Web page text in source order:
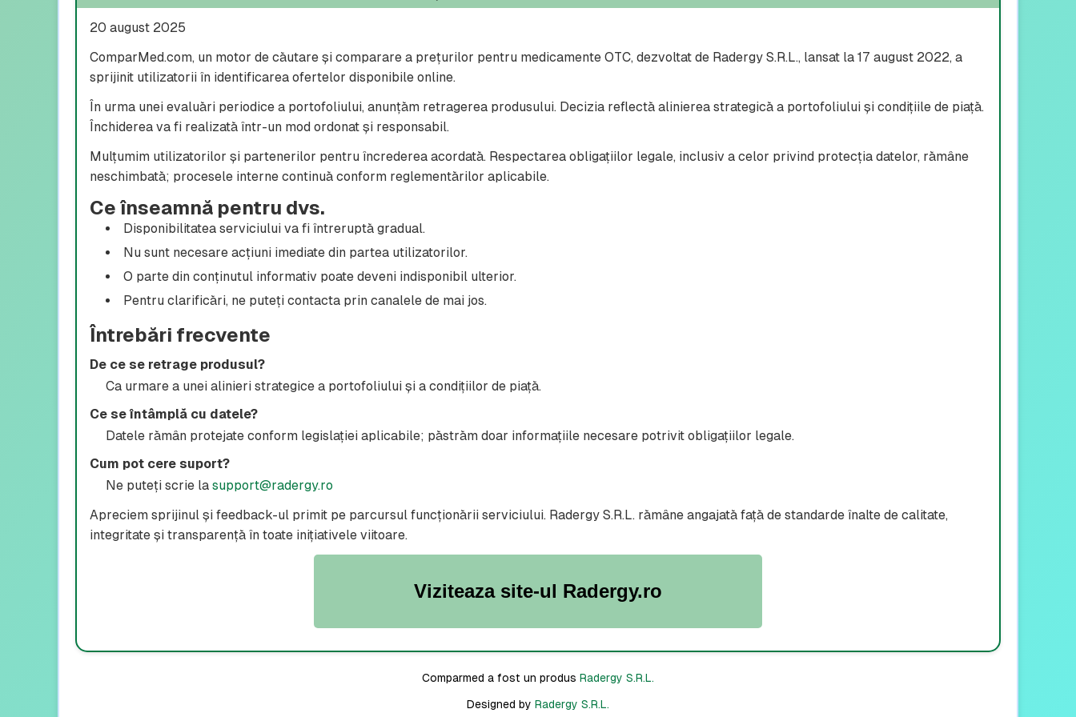
20 august 2025
ComparMed.com, un motor de căutare și comparare a prețurilor pentru medicamente OTC, dezvoltat de Radergy S.R.L., lansat la 17 august 2022, a
sprijinit utilizatorii în identificarea ofertelor disponibile online.
În urma unei evaluări periodice a portofoliului, anunțăm retragerea produsului. Decizia reflectă alinierea strategică a portofoliului și condițiile de piață.
Închiderea va fi realizată într-un mod ordonat și responsabil.
Mulțumim utilizatorilor și partenerilor pentru încrederea acordată. Respectarea obligațiilor legale, inclusiv a celor privind protecția datelor, rămâne
neschimbată; procesele interne continuă conform reglementărilor aplicabile.
Ce înseamnă pentru dvs.
Disponibilitatea serviciului va fi întreruptă gradual.
Nu sunt necesare acțiuni imediate din partea utilizatorilor.
O parte din conținutul informativ poate deveni indisponibil ulterior.
Pentru clarificări, ne puteți contacta prin canalele de mai jos.
Întrebări frecvente
De ce se retrage produsul?
Ca urmare a unei alinieri strategice a portofoliului și a condițiilor de piață.
Ce se întâmplă cu datele?
Datele rămân protejate conform legislației aplicabile; păstrăm doar informațiile necesare potrivit obligațiilor legale.
Cum pot cere suport?
Ne puteți scrie la support@radergy.ro
Apreciem sprijinul și feedback-ul primit pe parcursul funcționării serviciului. Radergy S.R.L. rămâne angajată față de standarde înalte de calitate,
integritate și transparență în toate inițiativele viitoare.
Viziteaza site-ul Radergy.ro
Comparmed a fost un produs Radergy S.R.L.
Designed by Radergy S.R.L.